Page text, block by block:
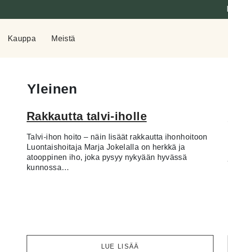
Kauppa Meistä
Yleinen
Rakkautta talvi-iholle
Talvi-ihon hoito – näin lisäät rakkautta ihonhoitoon
Luontaishoitaja Marja Jokelalla on herkkä ja
atooppinen iho, joka pysyy nykyään hyvässä
kunnossa…
LUE LISÄÄ